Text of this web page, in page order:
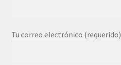
Tu correo electrónico (requerido)